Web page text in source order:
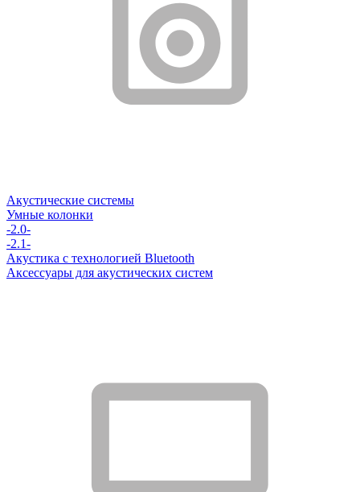
Акустические системы
Умные колонки
-2.0-
-2.1-
Акустика с технологией Bluetooth
Аксессуары для акустических систем